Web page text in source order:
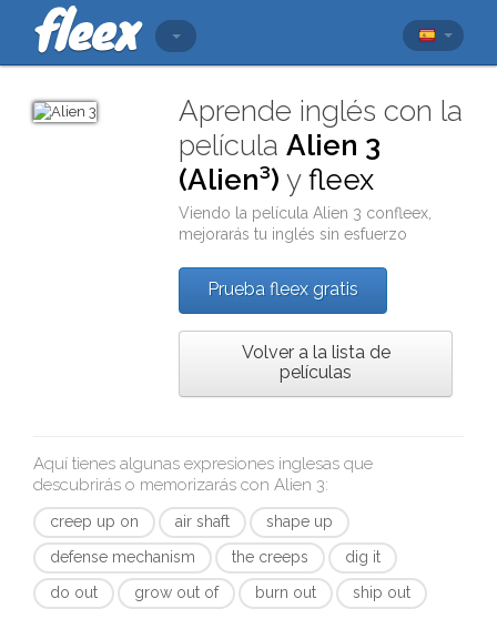
Aprende inglés con la
películaAlien 3
(Alien³) yfleex
Viendo la películaAlien 3 confleex
mejorarás tu inglés sin esfuerzo
Prueba fleex gratis
Volver a la lista de
películas
Aquí tienes algunas expresiones inglesas que
descubrirás o memorizarás con Alien 3:
creep up on air shaft
shape up
defense mechanism
the creeps
dig it
do out
grow out of burn out ship out